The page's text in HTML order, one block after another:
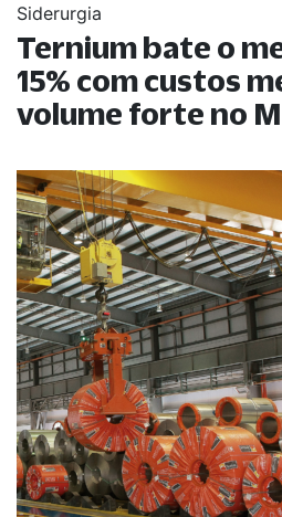
Siderurgia
Ternium bate o
15% com custos
volume forte no